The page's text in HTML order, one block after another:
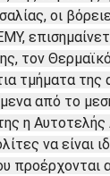
οι
τον
τμήματα της
από το
η Αυτοτελής
να είναι
προέρχονται